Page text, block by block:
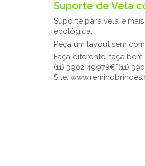
Suporte de Vela
Suporte para vela é
ecológica,
Peça um layout sem
Faça diferente, faça
(11) 3902 4997â€¨(11)
Site: